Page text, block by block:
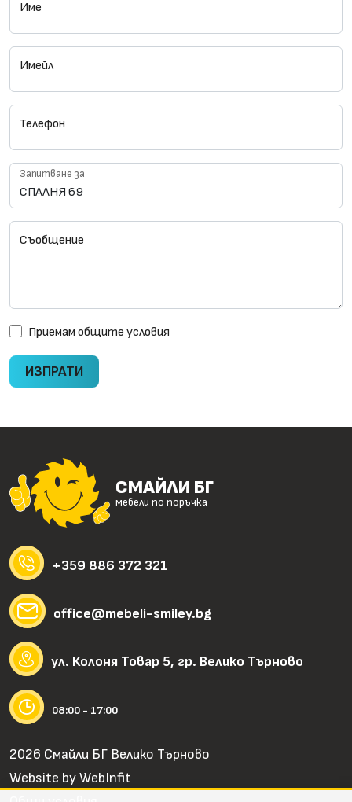
Име
Имейл
Телефон
Запитване за
Съобщение
Приемам общите условия
ИЗПРАТИ
СМАЙЛИ БГ
мебели по поръчка
+359 886 372 321
office@mebeli-smiley.bg
ул. Колоня Товар 5, гр. Велико Търново
08:00 - 17:00
2026 Смайли БГ Велико Търново
Website byWebInfit